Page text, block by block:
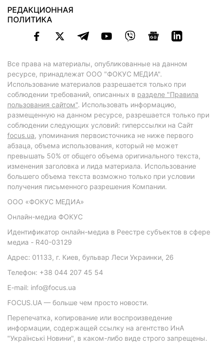
РЕДАКЦИОННАЯ
ПОЛИТИКА
Все права на материалы, опубликованные на данном
ресурсе, принадлежат ООО "ФОКУС МЕДИА".
Использование материалов разрешается только при
соблюдении требований, описанных в разделе "Правила
пользования сайтом". Использовать информацию,
размещенную на данном ресурсе, разрешается только при
соблюдении следующих условий: гиперссылки на Сайт
focus.ua, упоминания первоисточника не ниже первого
абзаца, объема использования, который не может
превышать 50% от общего объема оригинального текста,
изменения заголовка и лида материала. Использование
большего объема текста возможно только при условии
получения письменного разрешения Компании.
ООО «ФОКУС МЕДИА»
Онлайн-медиа ФОКУС
Идентификатор онлайн-медиа в Реестре субъектов в сфере
медиа - R40-03129
Адрес: 01133, г. Киев, бульвар Леси Украинки, 26
Телефон: +38 044 207 45 54
E-mail: info@focus.ua
FOCUS.UA — больше чем просто новости.
Перепечатка, копирование или воспроизведение
информации, содержащей ссылку на агентство ИнА
"Українські Новини", в каком-либо виде строго запрещены.